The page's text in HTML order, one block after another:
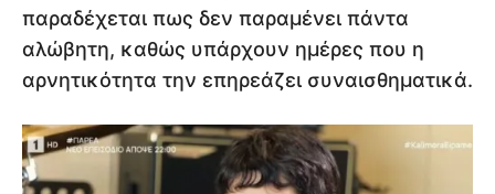
παραδέχεται πως δεν παραμένει πάντα
αλώβητη, καθώς υπάρχουν ημέρες που η
αρνητικότητα την επηρεάζει συναισθηματικά.